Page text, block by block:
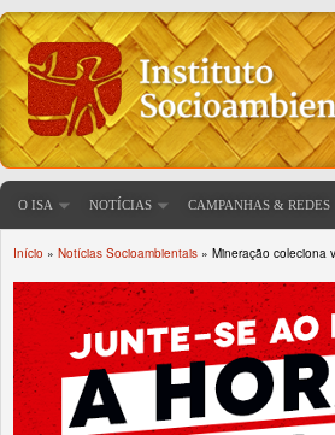
O ISA NOTÍCIAS CAMPANHAS & REDES
Início » Notícias Socioambientais » Mineração coleciona